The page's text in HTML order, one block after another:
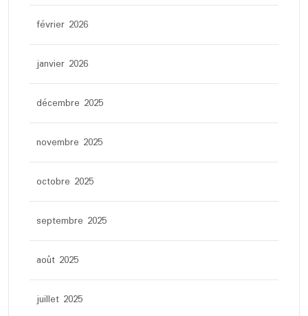
février 2026
janvier 2026
décembre 2025
novembre 2025
octobre 2025
septembre 2025
août 2025
juillet 2025